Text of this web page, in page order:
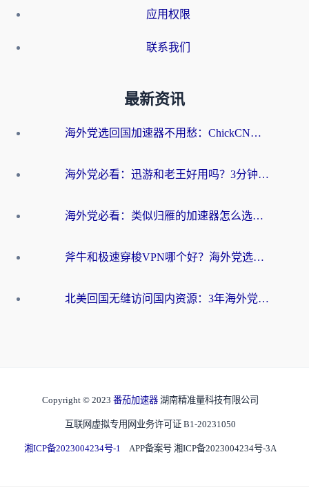
应用权限
联系我们
最新资讯
海外党选回国加速器不用愁：ChickCN和洞见哪个好？一篇搞定所有疑问
海外党必看：迅游和老王好用吗？3分钟选对加速国内网络的加速器
海外党必看：类似归雁的加速器怎么选？一篇搞定无缝访问国内资源
斧牛和极速穿梭VPN哪个好？海外党选回国加速器必看的真实对比与避坑指南
北美回国无缝访问国内资源：3年海外党亲测的加速器选择指南
Copyright © 2023 番茄加速器 湖南精准量科技有限公司
互联网虚拟专用网业务许可证 B1-20231050
湘ICP备2023004234号-1 APP备案号 湘ICP备2023004234号-3A